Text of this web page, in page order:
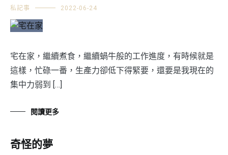
私記事 2022-06-24
宅在家，繼續煮食，繼續蝸牛般的工作進度，有時候就是
這樣，忙碌一番，生產力卻低下得緊要，還要是我現在的
集中力弱到 […]
閱讀更多
奇怪的夢